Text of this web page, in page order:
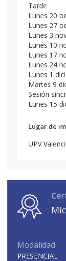
Tarde
Lunes 20
Lunes 27
Lunes 3
Lunes 10
Lunes 17
Lunes 24
Lunes 1
Martes 9
Sesión
Lunes 15
Lugar de
UPV
Modalidad
PRESENCIAL